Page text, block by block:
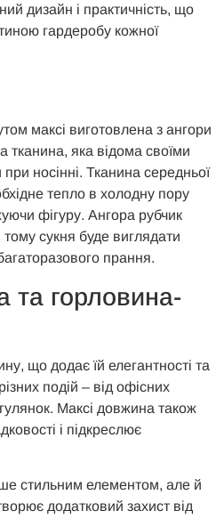
дизайн і практичність, що
гардеробу кожної
максі виготовлена з ангори
тканина, яка відома своїми
носінні. Тканина середньої
тепло в холодну пору
фігуру. Ангора рубчик
сукня буде виглядати
прання.
та горловина-
що додає їй елегантності та
подій – від офісних
Максі довжина також
і підкреслює
стильним елементом, але й
додатковий захист від